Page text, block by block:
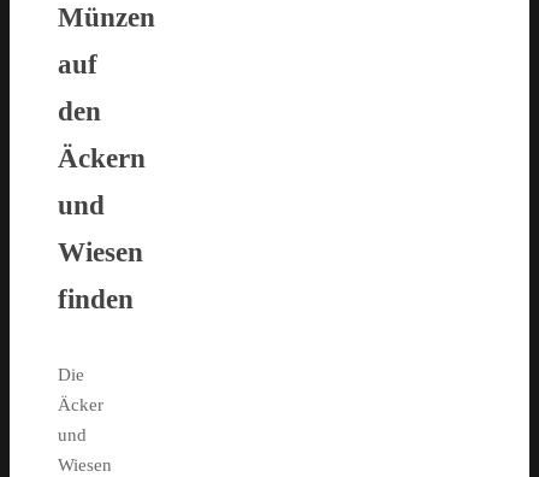
Münzen
auf
den
Äckern
und
Wiesen
finden
Die
Äcker
und
Wiesen